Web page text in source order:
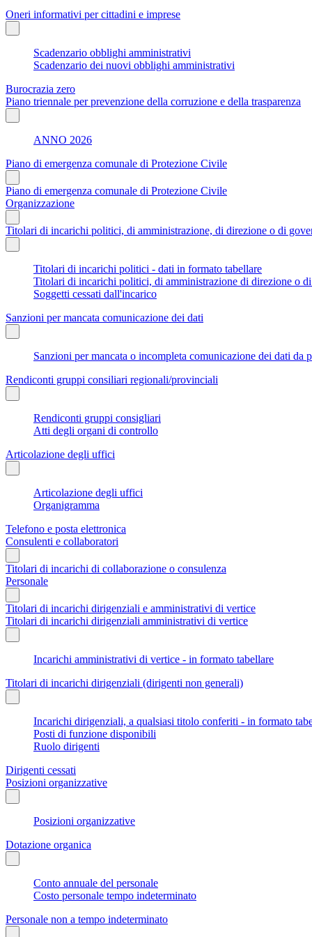
Oneri informativi per cittadini e imprese
Scadenzario obblighi amministrativi
Scadenzario dei nuovi obblighi amministrativi
Burocrazia zero
Piano triennale per prevenzione della corruzione e della trasparenza
ANNO 2026
Piano di emergenza comunale di Protezione Civile
Piano di emergenza comunale di Protezione Civile
Organizzazione
Titolari di incarichi politici, di amministrazione, di direzione o di
Titolari di incarichi politici - dati in formato tabellare
Titolari di incarichi politici, di amministrazione di direzione o
Soggetti cessati dall'incarico
Sanzioni per mancata comunicazione dei dati
Sanzioni per mancata o incompleta comunicazione dei dati
Rendiconti gruppi consiliari regionali/provinciali
Rendiconti gruppi consigliari
Atti degli organi di controllo
Articolazione degli uffici
Articolazione degli uffici
Organigramma
Telefono e posta elettronica
Consulenti e collaboratori
Titolari di incarichi di collaborazione o consulenza
Personale
Titolari di incarichi dirigenziali e amministrativi di vertice
Titolari di incarichi dirigenziali amministrativi di vertice
Incarichi amministrativi di vertice - in formato tabellare
Titolari di incarichi dirigenziali (dirigenti non generali)
Incarichi dirigenziali, a qualsiasi titolo conferiti - in formato
Posti di funzione disponibili
Ruolo dirigenti
Dirigenti cessati
Posizioni organizzative
Posizioni organizzative
Dotazione organica
Conto annuale del personale
Costo personale tempo indeterminato
Personale non a tempo indeterminato